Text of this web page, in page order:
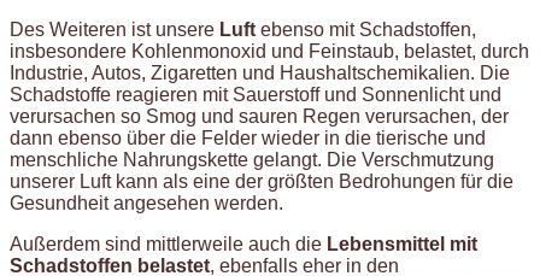
Des Weiteren ist unsere Luft ebenso mit Schadstoffen,
insbesondere Kohlenmonoxid und Feinstaub, belastet, durch
Industrie, Autos, Zigaretten und Haushaltschemikalien. Die
Schadstoffe reagieren mit Sauerstoff und Sonnenlicht und
verursachen so Smog und sauren Regen verursachen, der
dann ebenso über die Felder wieder in die tierische und
menschliche Nahrungskette gelangt. Die Verschmutzung
unserer Luft kann als eine der größten Bedrohungen für die
Gesundheit angesehen werden.
Außerdem sind mittlerweile auch die Lebensmittel mit
Schadstoffen belastet, ebenfalls eher in den